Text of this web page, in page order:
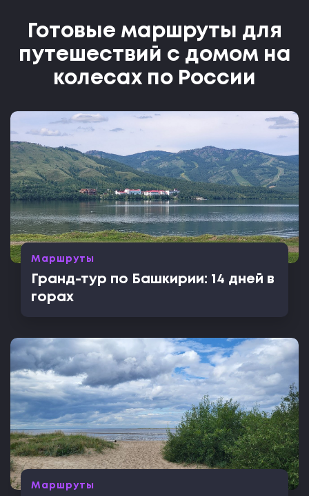
Готовые маршруты для
путешествий с домом на
колесах по России
Маршруты
Гранд-тур по Башкирии: 14 дней в
горах
Маршруты